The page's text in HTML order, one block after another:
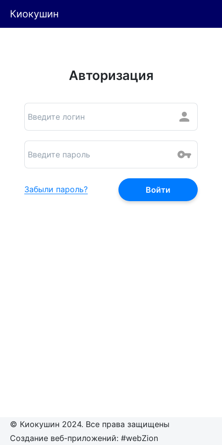
Киокушин
Авторизация
Забыли пароль?
© Киокушин 2024. Все права защищены
Создание веб-приложений: #webZion